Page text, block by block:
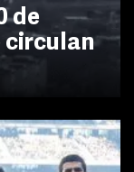
de
circulan